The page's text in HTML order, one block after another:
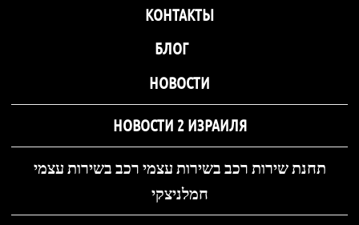
КОНТАКТЫ
БЛОГ
НОВОСТИ
НОВОСТИ 2 ИЗРАИЛЯ
תחנת שירות רכב בשירות עצמי רכב בשירות עצמי
חמלניצקי